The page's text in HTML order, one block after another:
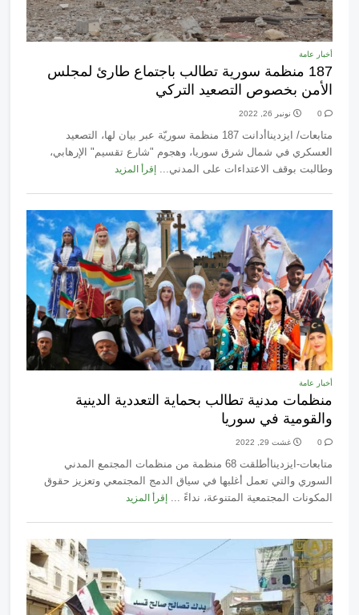
أخبار عامة
187 منظمة سورية تطالب باجتماع طارئ لمجلس
الأمن بخصوص التصعيد التركي
0 نونبر 26, 2022
متابعات/ ايزديناأدانت 187 منظمة سوريّة عبر بيان لها، التصعيد
العسكري في شمال شرق سوريا، وهجوم "شارع تقسيم" الإرهابي،
وطالبت بوقف الاعتداءات على المدني...
إقرأ المزيد
أخبار عامة
منظمات مدنية تطالب بحماية التعددية الدينية
والقومية في سوريا
0 غشت 29, 2022
متابعات-ايزديناأطلقت 68 منظمة من منظمات المجتمع المدني
السوري والتي تعمل أغلبها في سياق الدمج المجتمعي وتعزيز حقوق
المكونات المجتمعية المتنوعة، نداءً ...
إقرأ المزيد